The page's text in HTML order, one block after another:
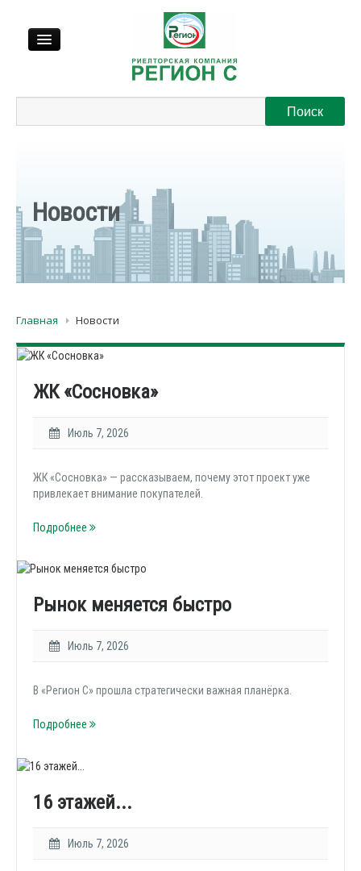
Регионы
Новости
Главная Новости
ЖК «Сосновка»
Июль 7, 2026
ЖК «Сосновка» — рассказываем, почему этот проект уже
привлекает внимание покупателей.
Подробнее
Рынок меняется быстро
Июль 7, 2026
В «Регион С» прошла стратегически важная планёрка.
Подробнее
16 этажей...
Июль 7, 2026